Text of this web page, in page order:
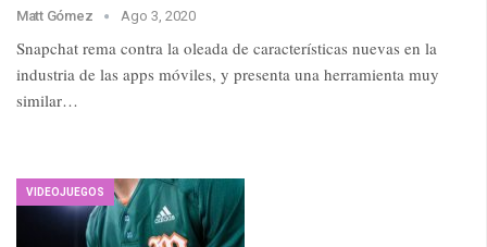
Matt Gómez Ago 3, 2020
Snapchat rema contra la oleada de características nuevas en la
industria de las apps móviles, y presenta una herramienta muy
similar…
VIDEOJUEGOS